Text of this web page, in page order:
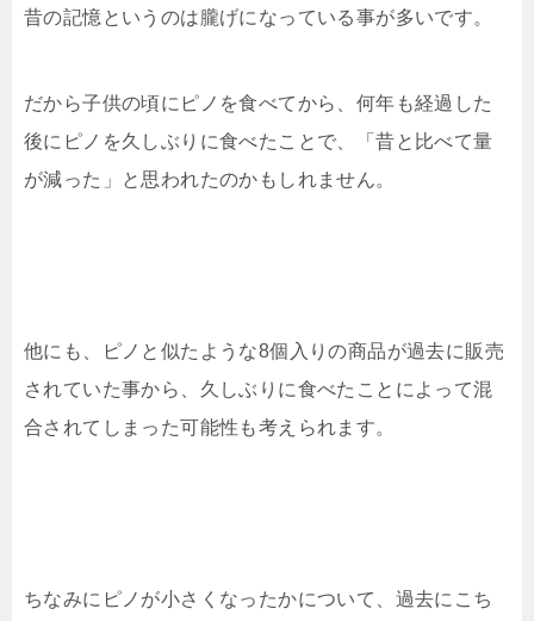
昔の記憶というのは朧げになっている事が多いです。
だから子供の頃にピノを食べてから、何年も経過した
後にピノを久しぶりに食べたことで、「昔と比べて量
が減った」と思われたのかもしれません。
他にも、ピノと似たような8個入りの商品が過去に販売
されていた事から、久しぶりに食べたことによって混
合されてしまった可能性も考えられます。
ちなみにピノが小さくなったかについて、過去にこち